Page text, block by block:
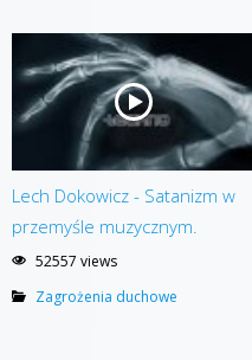
Lech Dokowicz - Satanizm w
przemyśle muzycznym.
52557 views
Zagrożenia duchowe